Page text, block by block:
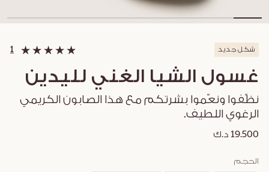
شكل جديد 1
غسول الشيا الغني لليدين
نظّفوا ونعّموا بشرتكم مع هذا الصابون الكريمي
الرغوي اللطيف.
19.500 د.ك
الحجم